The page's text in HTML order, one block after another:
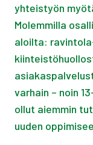
yhteistyön
Molemmilla
aloilta:
varhain – noin
ollut aiemmin
uuden